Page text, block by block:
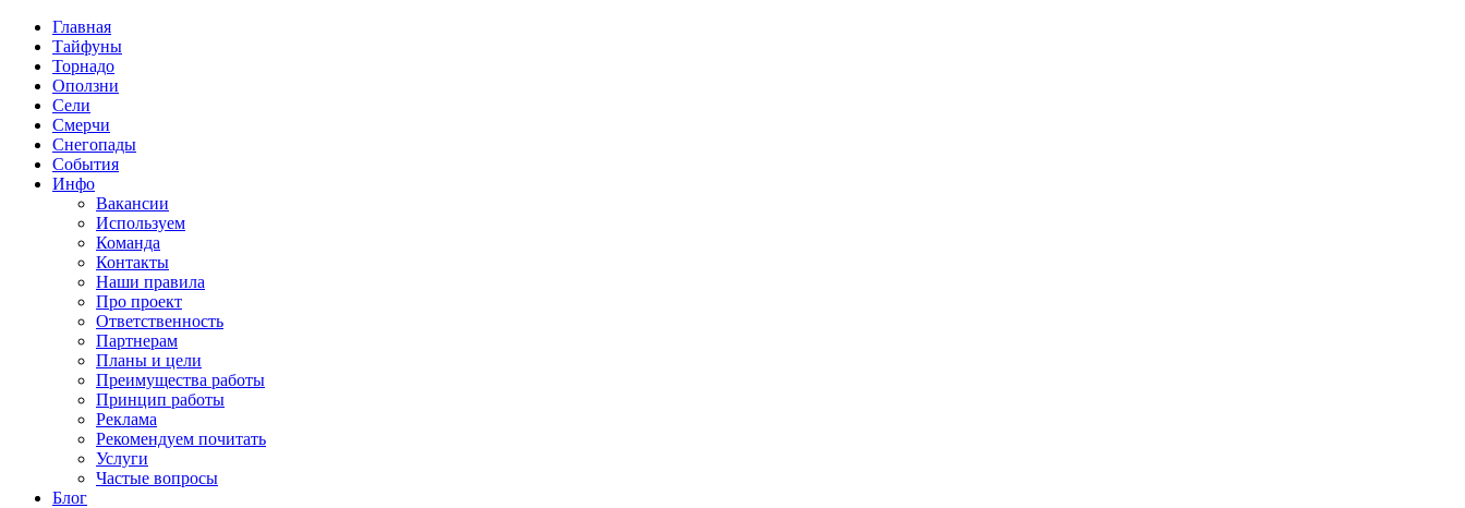
Главная
Тайфуны
Торнадо
Оползни
Сели
Смерчи
Снегопады
События
Инфо
Вакансии
Используем
Команда
Контакты
Наши правила
Про проект
Ответственность
Партнерам
Планы и цели
Преимущества работы
Принцип работы
Реклама
Рекомендуем почитать
Услуги
Частые вопросы
Блог